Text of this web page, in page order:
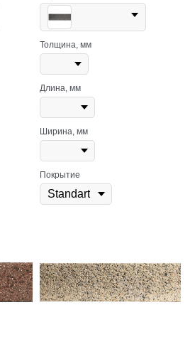
Толщина, мм
Длина, мм
Ширина, мм
Покрытие